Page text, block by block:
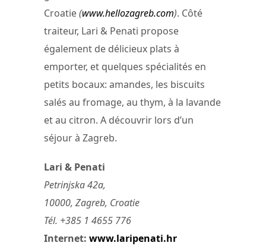
Croatie(www.hellozagreb.com). Côté
traiteur, Lari & Penati propose
également de délicieux plats à
emporter, et quelques spécialités en
petits bocaux: amandes, les biscuits
salés au fromage, au thym, à la lavande
et au citron. A découvrir lors d’un
séjour à Zagreb.
Lari & Penati
Petrinjska 42a,
10000, Zagreb, Croatie
Tél. +385 1 4655 776
Internet: www.laripenati.hr